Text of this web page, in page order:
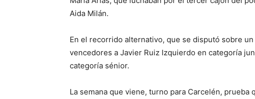
Aida Milán.
En el recorrido alternativo, que se disputó sobre
vencedores a Javier Ruiz Izquierdo en categoría
categoría sénior.
La semana que viene, turno para Carcelén, prueba